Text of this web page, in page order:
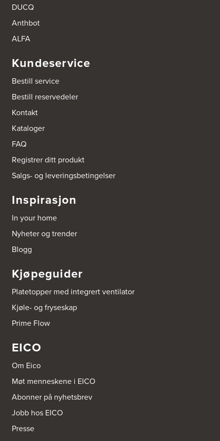
Boform Kjøkken Oslo AS
0267 Oslo
Bokhylle-Spesialisten AS
Industrigata 17
3414 Lierstranda
Tel.: 90878233
Boligleverandøren Karmøy AS
4296 Åkrehamn
http://www.interiormesteren.no
Bonaparte Interiør AS
Borgenveien 66
Tel.:22-142214
Borge butikk AS
Sundemoen Næringspark
3300 Hokksund
http://www.expert.no
Brusveen Snekkerverksted AS
Bergabygdvegen 35
2940 Heggenes
Tel.: 61-340006
Brødrene Aase AS
4313 Sandnes
Bygg Innredning A/S
Thiisabakken 13
4010 Stavanger
Tel.:
DUCQ
Anthbot
ALFA
Kundeservice
Bestill service
Bestill reservedeler
Kontakt
Kataloger
FAQ
Registrer ditt produkt
Salgs- og leveringsbetingelser
Inspirasjon
In your home
Nyheter og trender
Blogg
Kjøpeguider
Platetopper med integrert ventilator
Kjøle- og fryseskap
Prime Flow
EICO
Om Eico
Møt menneskene i EICO
Abonner på nyhetsbrev
Jobb hos EICO
Presse